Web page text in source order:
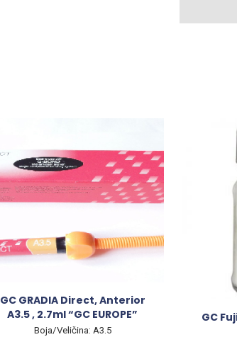
GC GRADIA Direct, Anterior
A3.5 , 2.7ml “GC EUROPE”
Boja/Veličina: A3.5
GC